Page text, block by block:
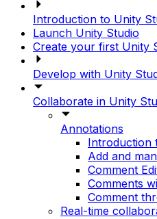
Introduction to Unity
Launch Unity Studio
Create your first Unity
Develop with Unity
Collaborate in Unity
Annotations
Introduction
Add and
Comment
Comments
Comment
Real-time